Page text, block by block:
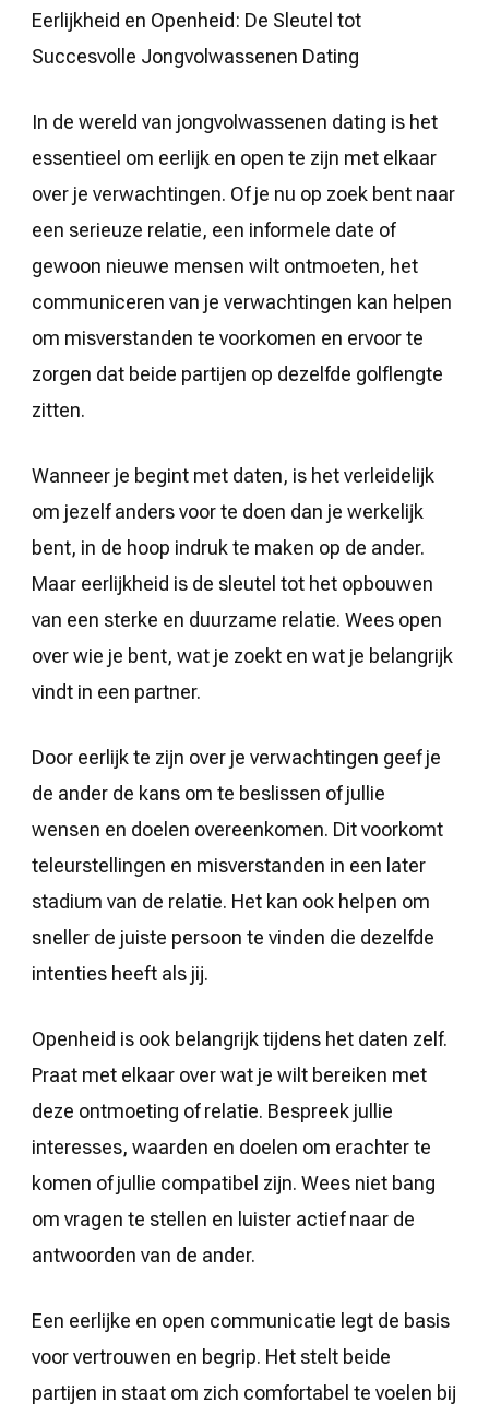
Eerlijkheid en Openheid: De Sleutel tot
Succesvolle Jongvolwassenen Dating
In de wereld van jongvolwassenen dating is het
essentieel om eerlijk en open te zijn met elkaar
over je verwachtingen. Of je nu op zoek bent naar
een serieuze relatie, een informele date of
gewoon nieuwe mensen wilt ontmoeten, het
communiceren van je verwachtingen kan helpen
om misverstanden te voorkomen en ervoor te
zorgen dat beide partijen op dezelfde golflengte
zitten.
Wanneer je begint met daten, is het verleidelijk
om jezelf anders voor te doen dan je werkelijk
bent, in de hoop indruk te maken op de ander.
Maar eerlijkheid is de sleutel tot het opbouwen
van een sterke en duurzame relatie. Wees open
over wie je bent, wat je zoekt en wat je belangrijk
vindt in een partner.
Door eerlijk te zijn over je verwachtingen geef je
de ander de kans om te beslissen of jullie
wensen en doelen overeenkomen. Dit voorkomt
teleurstellingen en misverstanden in een later
stadium van de relatie. Het kan ook helpen om
sneller de juiste persoon te vinden die dezelfde
intenties heeft als jij.
Openheid is ook belangrijk tijdens het daten zelf.
Praat met elkaar over wat je wilt bereiken met
deze ontmoeting of relatie. Bespreek jullie
interesses, waarden en doelen om erachter te
komen of jullie compatibel zijn. Wees niet bang
om vragen te stellen en luister actief naar de
antwoorden van de ander.
Een eerlijke en open communicatie legt de basis
voor vertrouwen en begrip. Het stelt beide
partijen in staat om zich comfortabel te voelen bij